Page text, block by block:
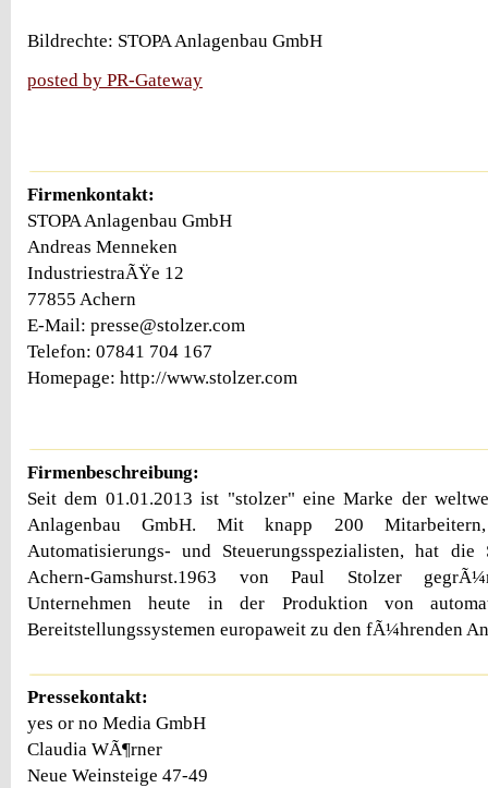
Bildrechte: STOPA Anlagenbau GmbH
posted by PR-Gateway
Firmenkontakt:
STOPA Anlagenbau GmbH
Andreas Menneken
IndustriestraÃŸe 12
77855 Achern
E-Mail: presse@stolzer.com
Telefon: 07841 704 167
Homepage: http://www.stolzer.com
Firmenbeschreibung:
Seit dem 01.01.2013 ist "stolzer" eine Marke der
Anlagenbau GmbH. Mit knapp 200
Automatisierungs- und Steuerungsspezialisten, hat
Achern-Gamshurst.1963 von Paul Stolzer
Unternehmen heute in der Produktion von
Bereitstellungssystemen europaweit zu den fÃ¼hrenden
Pressekontakt:
yes or no Media GmbH
Claudia WÃ¶rner
Neue Weinsteige 47-49